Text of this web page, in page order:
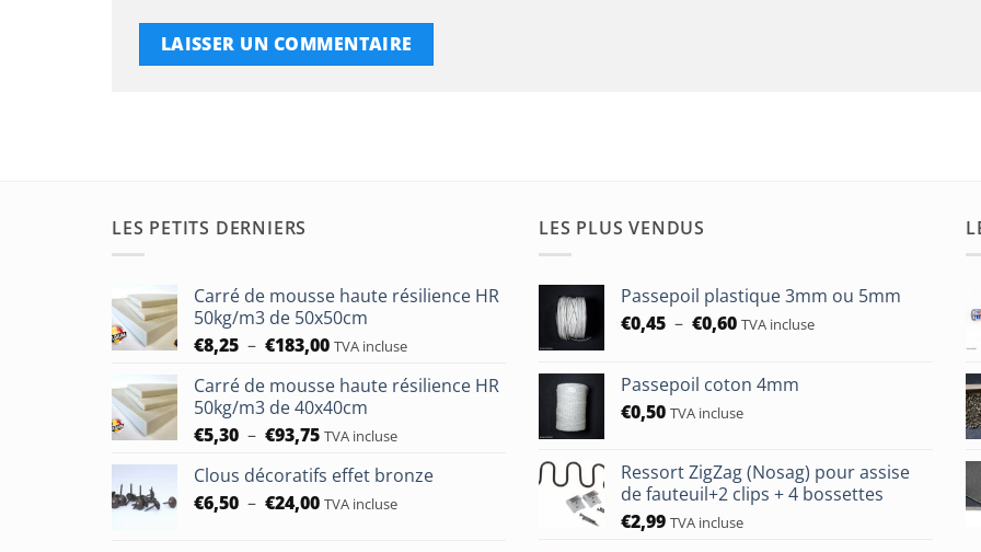
LES PETITS DERNIERS
Carré de mousse haute résilience HR
50kg/m3 de 50x50cm
€8,25 – €183,00Plage
prix :
€8,25
à
TVA incluse
Carré de mousse haute résilience HR
50kg/m3 de 40x40cm
€5,30 – €93,75Plage
prix :
€5,30
TVA incluse
Clous décoratifs effet bronze
€6,50 – €24,00Plage
TVA incluse
LES PLUS VENDUS
Passepoil plastique 3mm ou 5mm
€0,45 – €0,60Plage
€0,45
à
TVA incluse
Passepoil coton 4mm
€0,50 TVA incluse
Ressort ZigZag (Nosag) pour assise
de fauteuil+2 clips + 4 bossettes
€2,99 TVA incluse